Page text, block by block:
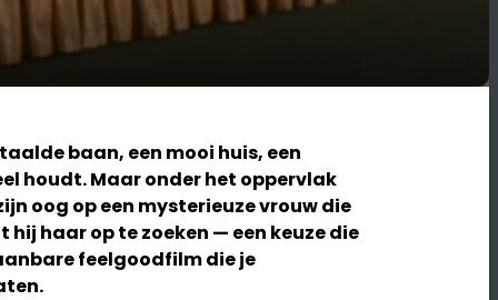
baan, een mooi huis, een
houdt. Maar onder het oppervlak
oog op een mysterieuze vrouw die
haar op te zoeken — een keuze die
feelgoodfilm die je